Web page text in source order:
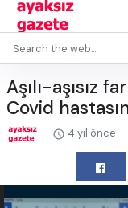
Aşılı-aşısız
Covid
4 yıl önce